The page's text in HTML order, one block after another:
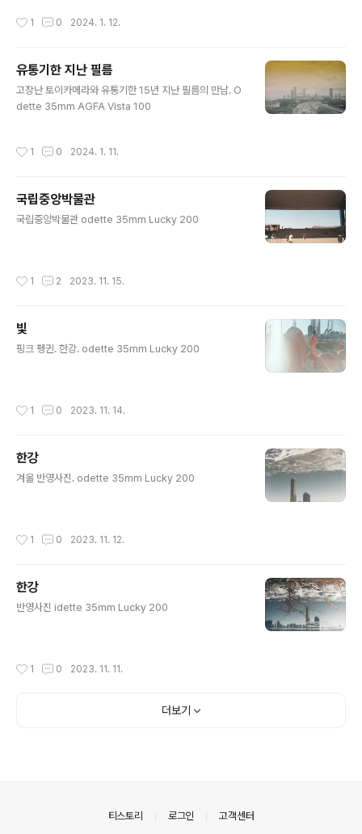
1 0 2024. 1. 12.
유통기한 지난 필름
고장난 토이카메라와 유통기한 15년 지난 필름의 만남. O
dette 35mm AGFA Vista 100
1 0 2024. 1. 11.
국립중앙박물관
국립중앙박물관 odette 35mm Lucky 200
1 2 2023. 11. 15.
빛
핑크 펭귄. 한강. odette 35mm Lucky 200
1 0 2023. 11. 14.
한강
겨울 반영사진. odette 35mm Lucky 200
1 0 2023. 11. 12.
한강
반영사진 idette 35mm Lucky 200
1 0 2023. 11. 11.
더보기
티스토리 로그인 고객센터